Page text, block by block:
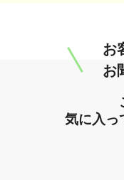
お
お
気に入っ